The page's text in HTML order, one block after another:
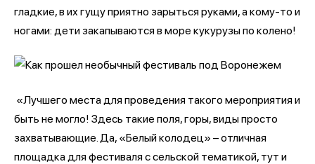
гладкие, в их гущу приятно зарыться руками, а кому-то и
ногами: дети закапываются в море кукурузы по колено!
«Лучшего места для проведения такого мероприятия и
быть не могло! Здесь такие поля, горы, виды просто
захватывающие. Да, «Белый колодец» – отличная
площадка для фестиваля с сельской тематикой, тут и